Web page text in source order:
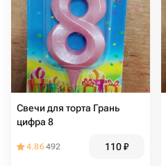
Свечи для торта Грань
цифра 8
4.86492 110₽